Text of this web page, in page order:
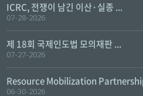
ICRC, 전쟁이 남긴 이산·실종 ...
07-28-2026
제 18회 국제인도법 모의재판 ...
07-27-2026
Resource Mobilization
06-30-2026